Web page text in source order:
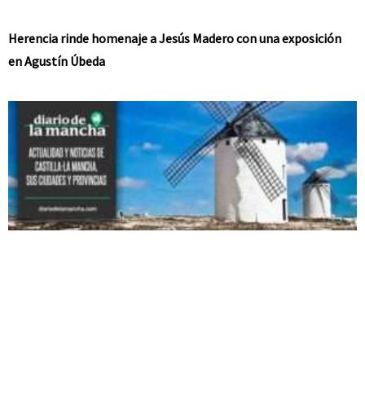
Herencia rinde homenaje a Jesús Madero con una exposición
en Agustín Úbeda